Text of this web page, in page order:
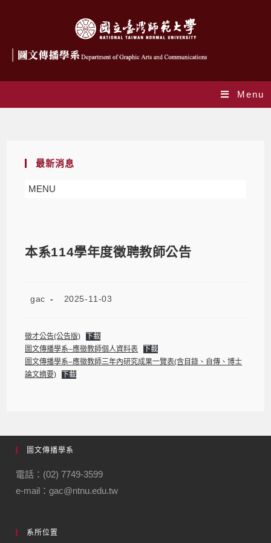
Menu
最新消息
MENU
本系114學年度徵聘教師公告
gac 2025-11-03
徵才公告(公告版)
下載
圖文傳播學系–應徵教師個人資料表
下載
圖文傳播學系–應徵教師三年內研究成果一覽表(含目錄、自傳、博士
論文摘要)
下載
圖文傳播學系
電話：(02) 7749-3599
e-mail：gac@ntnu.edu.tw
系所位置